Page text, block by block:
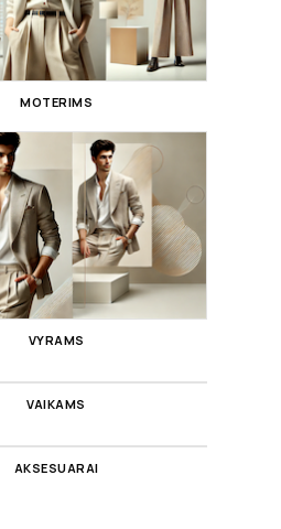
MOTERIMS
VYRAMS
VAIKAMS
AKSESUARAI